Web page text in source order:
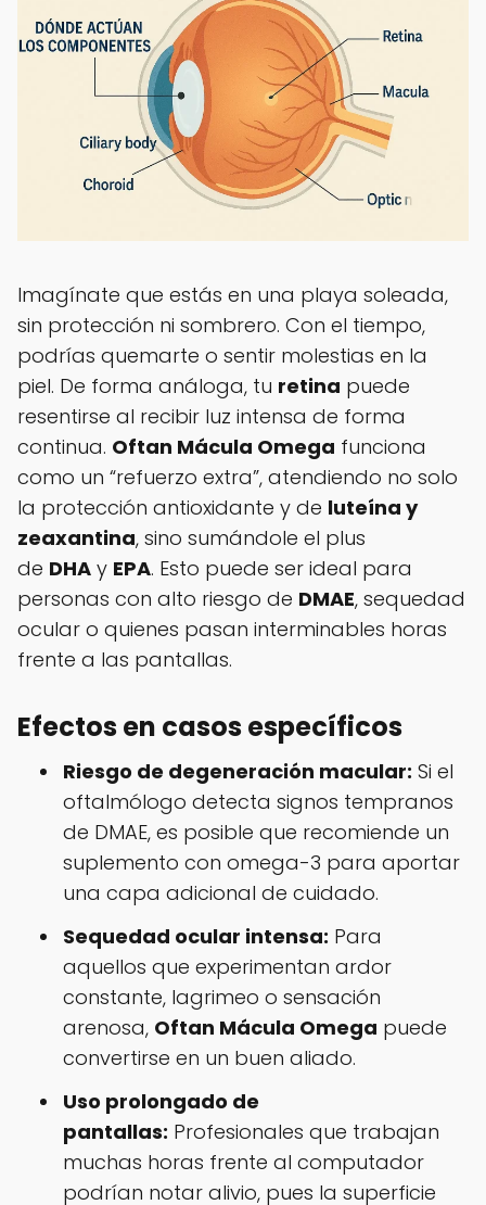
Imagínate que estás en una playa soleada,
sin protección ni sombrero. Con el tiempo,
podrías quemarte o sentir molestias en la
piel. De forma análoga, tu retina puede
resentirse al recibir luz intensa de forma
continua. Oftan Mácula Omega funciona
como un “refuerzo extra”, atendiendo no solo
la protección antioxidante y de luteína y
zeaxantina, sino sumándole el plus
de DHA y EPA. Esto puede ser ideal para
personas con alto riesgo de DMAE, sequedad
ocular o quienes pasan interminables horas
frente a las pantallas.
Efectos en casos específicos
Riesgo de degeneración macular: Si el
oftalmólogo detecta signos tempranos
de DMAE, es posible que recomiende un
suplemento con omega-3 para aportar
una capa adicional de cuidado.
Sequedad ocular intensa: Para
aquellos que experimentan ardor
constante, lagrimeo o sensación
arenosa, Oftan Mácula Omega puede
convertirse en un buen aliado.
Uso prolongado de
pantallas: Profesionales que trabajan
muchas horas frente al computador
podrían notar alivio, pues la superficie